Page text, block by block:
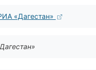
«Дагестан»